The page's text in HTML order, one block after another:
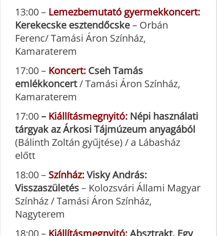
13:00 – Lemezbemutató gyermekkoncert:
Kerekecske esztendőcske– Orbán
Ferenc/ Tamási Áron Színház,
Kamaraterem
17:00 – Koncert: Cseh Tamás
emlékkoncert/ Tamási Áron Színház,
Kamaraterem
17:00– Kiállításmegnyitó: Népi használati
tárgyak az Árkosi Tájmúzeum anyagából
(Bálinth Zoltán gyűjtése) / a Lábasház
előtt
18:00 – Színház:Visky András:
Visszaszületés– Kolozsvári Állami Magyar
Színház / Tamási Áron Színház,
Nagyterem